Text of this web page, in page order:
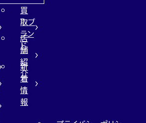
買
取ブ
ラン
ド
店
舗
紹
介
新
着
情
報